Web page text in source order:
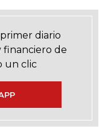
diario
financiero de
un clic